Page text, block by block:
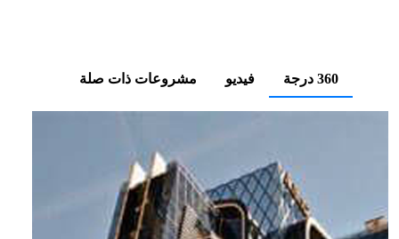
360 درجة فيديو مشروعات ذات صلة